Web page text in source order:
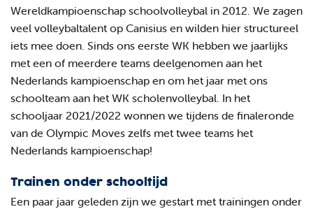
Wereldkampioenschap schoolvolleybal in 2012. We zagen
veel volleybaltalent op Canisius en wilden hier structureel
iets mee doen. Sinds ons eerste WK hebben we jaarlijks
met een of meerdere teams deelgenomen aan het
Nederlands kampioenschap en om het jaar met ons
schoolteam aan het WK scholenvolleybal. In het
schooljaar 2021/2022 wonnen we tijdens de finaleronde
van de Olympic Moves zelfs met twee teams het
Nederlands kampioenschap!
Trainen onder schooltijd
Een paar jaar geleden zijn we gestart met trainingen onder